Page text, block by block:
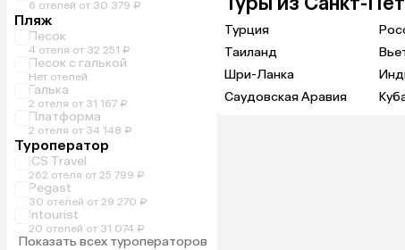
6 отелей от 30 379 ₽
Пляж
Песок
4 отеля от 32 251 ₽
Песок с галькой
Нет отелей
Галька
2 отеля от 31 167 ₽
Платформа
2 отеля от 34 148 ₽
Туроператор
ICS Travel
262 отеля от 25 799 ₽
Pegast
30 отелей от 29 270 ₽
Intourist
20 отелей от 31 074 ₽
Показать всех туроператоров
Турция
Таиланд
Шри-Ланка
Саудовская Аравия